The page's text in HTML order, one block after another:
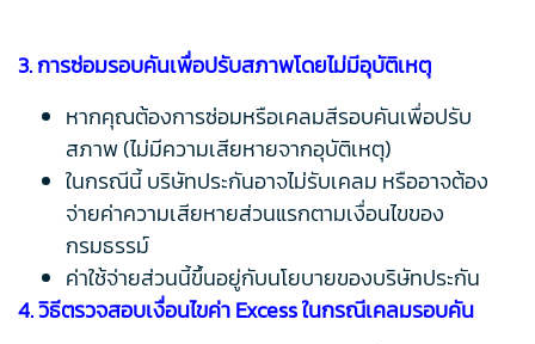
3. การซ่อมรอบคันเพื่อปรับสภาพโดยไม่มีอุบัติเหตุ
หากคุณต้องการซ่อมหรือเคลมสีรอบคันเพื่อปรับ
สภาพ (ไม่มีความเสียหายจากอุบัติเหตุ)
ในกรณีนี้ บริษัทประกันอาจไม่รับเคลม หรืออาจต้อง
จ่ายค่าความเสียหายส่วนแรกตามเงื่อนไขของ
กรมธรรม์
ค่าใช้จ่ายส่วนนี้ขึ้นอยู่กับนโยบายของบริษัทประกัน
4. วิธีตรวจสอบเงื่อนไขค่า Excess ในกรณีเคลมรอบคัน